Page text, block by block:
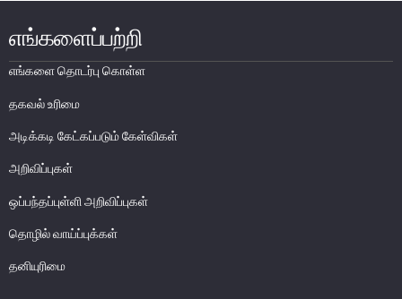
நிதியியல் முறைமை உறுதிப்பாடு
பொதுநோக்கு
முக்கிய தொழிற்பாடுகள்
வங்கியல்லா நிதியியல் மற்றும் குத்தகைக் கம்பனிகள் துறை
முதனிலை வணிகர்கள்
நுண்பாக நிதித் துறை
அதிகாரம்பெற்ற பணத்தரகர்கள் ஒழுங்குவிதிகள்
எங்களைப்பற்றி
எங்களை தொடர்பு கொள்ள
தகவல் உரிமை
அடிக்கடி கேட்கப்படும் கேள்விகள்
அறிவிப்புகள்
ஒப்பந்தப்புள்ளி அறிவிப்புகள்
தொழில் வாய்ப்புக்கள்
தனியுரிமை